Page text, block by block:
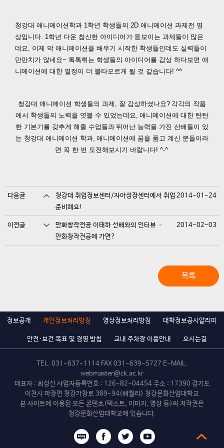
청강대 애니메이션학과 1학년 학생들의 2D 애니메이션 과제전 영
상입니다. 1학년 다운 참신한 아이디어가 돋보이는 과제들이 많은
데요, 이제 막 애니메이션을 배우기 시작한 학생들인데도 실력들이
만만치가 않네요~ 톡톡튀는 학생들의 아이디어를 감상 하다보면 애
니메이션에 대한 열정이 더 불타오르게 될 것 같습니다! ^^
청강대 애니메이션 학생들의 과제, 잘 감상하셨나요? 각각의 작품
에서 학생들의 노력을 엿볼 수 있었는데요, 애니메이션에 대한 탄탄
한 기본기를 갖추게 해줄 수업들과 뛰어난 능력을 가진 선배들이 있
는 청강대 애니메이션 학과, 애니메이션에 꿈을 품고 계신 분들이라
면 꼭 한 번 도전해보시기 바랍니다! ^-^
다음글
청강대 취업정보센터/자아성장센터에서 취업
준비해요!
2014-01-24
이전글
만화창작전공 이태하 선배와의 인터뷰 –
만화창작전공에 가면?
2014-02-03
목록
정보공개 개인정보처리방침 영상정보처리방침 대학정보공시알리미
안전·보건 목표 및 경영 방침 교내 주차장 이용안내 오시는길
TEL. 031-637-1114 FAX 031-639-5727 E-MAIL.
webmaster@ck.ac.kr
대표자 : 최성신 사업자등록번호 : 126-82-04454 주소 : 17390 경기도
이천시 마장면 청강가창로 389-94(해월리) 청강문화산업대학교
본 사이트에 이용된 모든 콘텐츠(텍스트, 이미지, 영상 등)의 저작권은
청강문화산업대학교에 있습니다.